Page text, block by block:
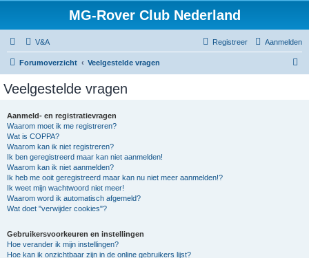
MG-Rover Club Nederland
V&A Aanmelden
Registreer
Forumoverzicht Veelgestelde vragen
Veelgestelde vragen
Aanmeld- en registratievragen
Waarom moet ik me registreren?
Wat is COPPA?
Waarom kan ik niet registreren?
Ik ben geregistreerd maar kan niet aanmelden!
Waarom kan ik niet aanmelden?
Ik heb me ooit geregistreerd maar kan nu niet meer aanmelden!?
Ik weet mijn wachtwoord niet meer!
Waarom word ik automatisch afgemeld?
Wat doet "verwijder cookies"?
Gebruikersvoorkeuren en instellingen
Hoe verander ik mijn instellingen?
Hoe kan ik onzichtbaar zijn in de online gebruikers lijst?